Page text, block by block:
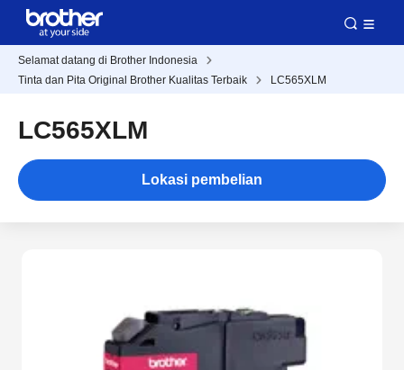
Selamat datang di Brother Indonesia
Tinta dan Pita Original Brother Kualitas Terbaik
LC565XLM
LC565XLM
Lokasi pembelian